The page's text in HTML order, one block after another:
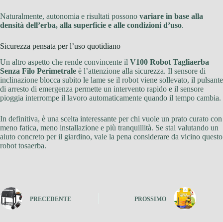
Naturalmente, autonomia e risultati possono variare in base alla
densità dell’erba, alla superficie e alle condizioni d’uso.
Sicurezza pensata per l’uso quotidiano
Un altro aspetto che rende convincente il V100 Robot Tagliaerba
Senza Filo Perimetrale è l’attenzione alla sicurezza. Il sensore di
inclinazione blocca subito le lame se il robot viene sollevato, il pulsante
di arresto di emergenza permette un intervento rapido e il sensore
pioggia interrompe il lavoro automaticamente quando il tempo cambia.
In definitiva, è una scelta interessante per chi vuole un prato curato con
meno fatica, meno installazione e più tranquillità. Se stai valutando un
aiuto concreto per il giardino, vale la pena considerare da vicino questo
robot tosaerba.
PRECEDENTE PROSSIMO